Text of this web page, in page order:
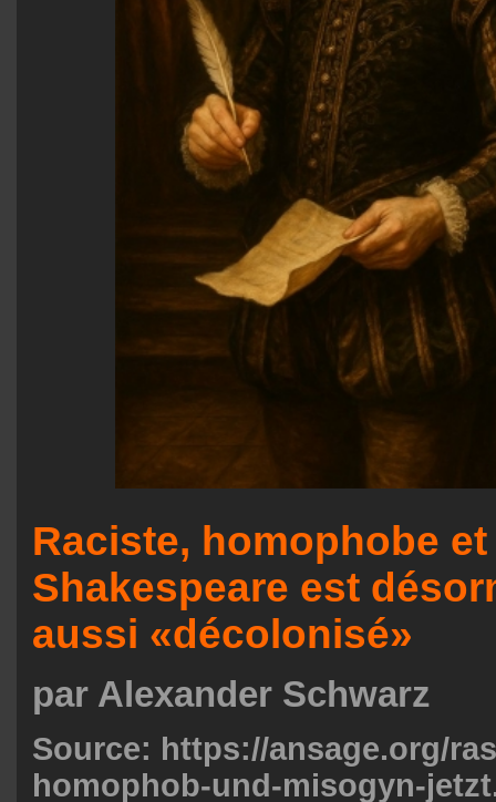
Raciste, homophobe
Shakespeare est
aussi «décolonisé»
par Alexander Schwarz
Source: https://ansage.org/
homophob-und-misogyn-